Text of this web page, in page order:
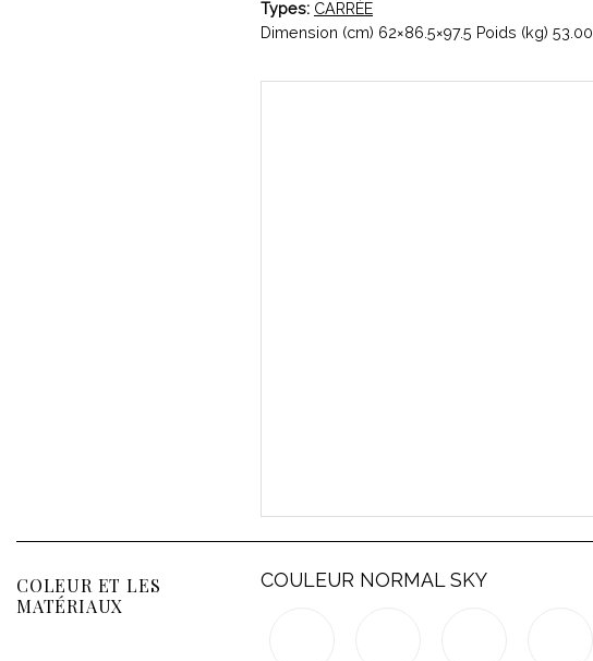
Types: CARRÈE
Dimension (cm) 62×86.5×97.5 Poids (kg) 53.00
COLEUR ET LES
MATÉRIAUX
COULEUR NORMAL SKY